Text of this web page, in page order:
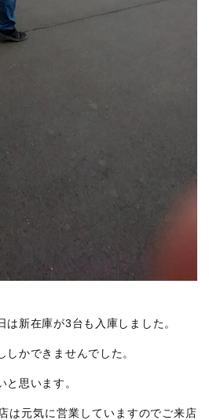
新在庫が3台も入庫しました。
かできませんでした。
と思います。
は元気に営業していますのでご来店